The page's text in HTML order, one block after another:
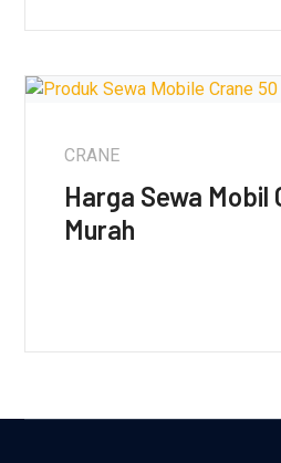
CRANE
Harga Sewa Mobil
Murah